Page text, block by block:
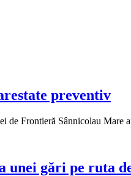
preventiv
Frontieră Sânnicolau Mare
unei gări pe ruta